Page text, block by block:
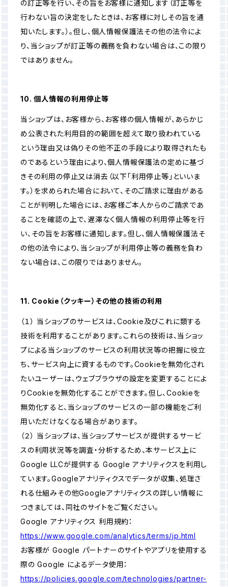
の訂正等を行い、その旨をお客様に通知します（訂正等を
行わない旨の決定をしたときは、お客様に対しその旨を通
知いたします。）。但し、個人情報保護法その他の法令によ
り、当ショップが訂正等の義務を負わない場合は、この限り
ではありません。
10. 個人情報の利用停止等
当ショップは、お客様から、お客様の個人情報が、あらかじ
め公表された利用目的の範囲を超えて取り扱われている
という理由又は偽りその他不正の手段により取得されたも
のであるという理由により、個人情報保護法の定めに基づ
きその利用の停止又は消去（以下「利用停止等」といいま
す。）を求められた場合において、そのご請求に理由がある
ことが判明した場合には、お客様ご本人からのご請求であ
ることを確認の上で、遅滞なく個人情報の利用停止等を行
い、その旨をお客様に通知します。但し、個人情報保護法そ
の他の法令により、当ショップが利用停止等の義務を負わ
ない場合は、この限りではありません。
11. Cookie（クッキー）その他の技術の利用
（１） 当ショップのサービスは、Cookie及びこれに類する
技術を利用することがあります。これらの技術は、当ショッ
プによる当ショップのサービスの利用状況等の把握に役立
ち、サービス向上に資するものです。Cookieを無効化され
たいユーザーは、ウェブブラウザの設定を変更することによ
りCookieを無効化することができます。但し、Cookieを
無効化すると、当ショップのサービスの一部の機能をご利
用いただけなくなる場合があります。
（２） 当ショップは、当ショップサービスが提供するサービ
スの利用状況等を調査・分析するため、本サービス上に
Google LLCが提供する Google アナリティクスを利用し
ています。Googleアナリティクスでデータが収集、処理さ
れる仕組みその他Googleアナリティクスの詳しい情報に
つきましては、同社のサイトをご覧ください。
Google アナリティクス 利用規約：
https://www.google.com/analytics/terms/jp.html
お客様が Google パートナーのサイトやアプリを使用する
際の Google によるデータ使用：
https://policies.google.com/technologies/partner-